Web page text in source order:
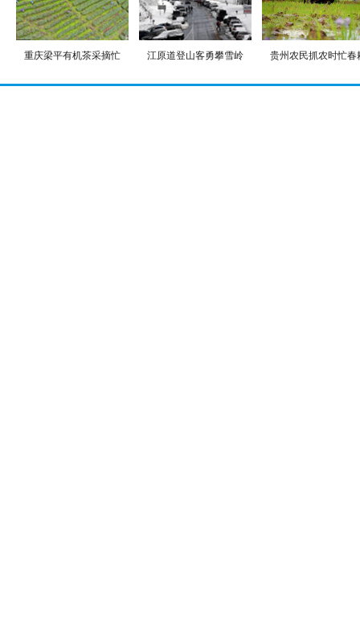
重庆梁平有机茶采摘忙 江原道登山客勇攀雪岭 贵州农民抓农时忙春